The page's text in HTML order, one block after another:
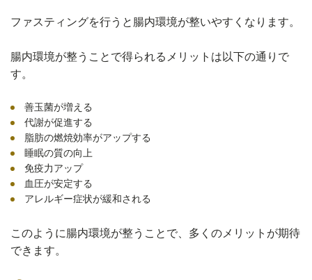
ファスティングを行うと腸内環境が整いやすくなります。
腸内環境が整うことで得られるメリットは以下の通りで
す。
善玉菌が増える
代謝が促進する
脂肪の燃焼効率がアップする
睡眠の質の向上
免疫力アップ
血圧が安定する
アレルギー症状が緩和される
このように腸内環境が整うことで、多くのメリットが期待
できます。